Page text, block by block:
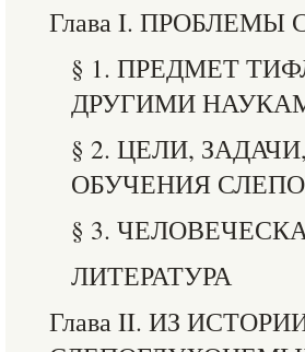
Глава I.
§ 1. ПРЕДМЕТ
ДРУГИМИ
§ 2. ЦЕЛИ,
ОБУЧЕНИЯ
§ 3.
ЛИТЕРАТУРА
Глава II. ИЗ